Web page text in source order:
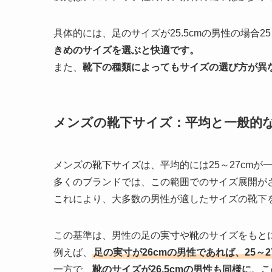
具体的には、足のサイズが25.5cmの男性の場合
きめのサイズを選ぶと快適です。
また、 靴下の種類によってもサイズの選び方が異
メンズの靴下サイズ：平均と一般的
メンズの靴下サイズは、平均的には25～27cmが
多くのブランドでは、この範囲でのサイズ展開が
これにより、大多数の男性が適したサイズの靴
この基準は、男性の足の実寸や靴のサイズをもと
例えば、
足の実寸が26cmの男性であれば、25～
一方で、 靴のサイズが26.5cmの男性も同様に、